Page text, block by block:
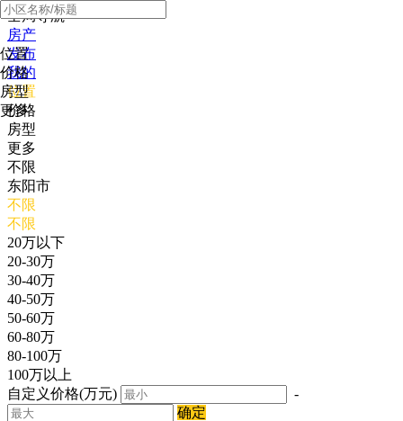
全局导航
房产
发布
我的
位置
价格
房型
更多
位置
价格
房型
更多
不限
东阳市
不限
不限
20万以下
20-30万
30-40万
40-50万
50-60万
60-80万
80-100万
100万以上
自定义价格(万元)
-
确定